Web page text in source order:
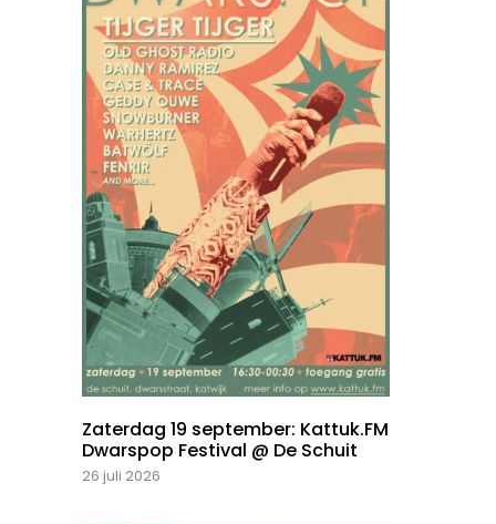
Zaterdag 19 september: Kattuk.FM
Dwarspop Festival @ De Schuit
26 juli 2026